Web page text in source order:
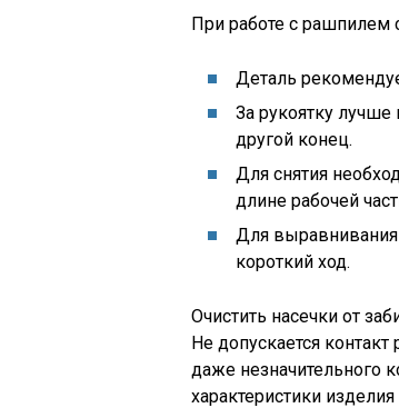
При работе с рашпилем
Деталь
За рукоятку лучше
другой конец.
Для снятия
длине рабочей
Для выравнивания
короткий ход.
Очистить насечки от
Не допускается
даже незначительного
характеристики